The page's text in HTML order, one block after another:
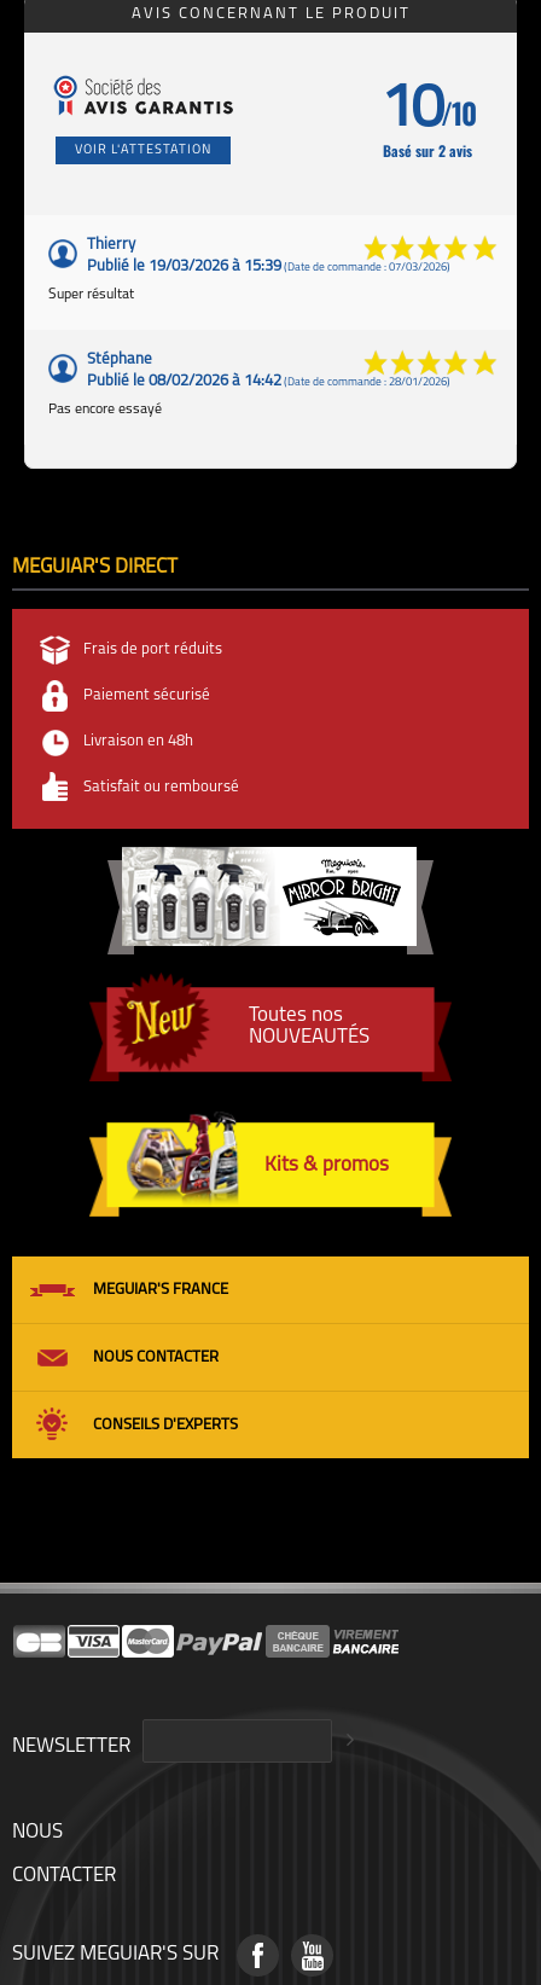
AVIS CONCERNANT LE PRODUIT
VOIR L'ATTESTATION
10/10
Basé sur 2 avis
Thierry
Publié le 19/03/2026 à 15:39(Date de commande : 07/03/2026)
Super résultat
Stéphane
Publié le 08/02/2026 à 14:42(Date de commande : 28/01/2026)
Pas encore essayé
MEGUIAR'S DIRECT
Frais de port réduits
Paiement sécurisé
Livraison en 48h
Satisfait ou remboursé
Toutes nos
NOUVEAUTÉS
Kits & promos
MEGUIAR'S FRANCE
NOUS CONTACTER
CONSEILS D'EXPERTS
NEWSLETTER
NOUS
CONTACTER
SUIVEZ MEGUIAR'S SUR